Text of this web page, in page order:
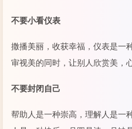
不要小看仪表
撒播美丽，收获幸福，仪表是一
审视美的同时，让别人欣赏美，
不要封闭自己
帮助人是一种崇高，理解人是一